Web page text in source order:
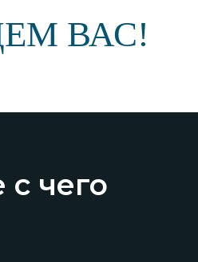
ВАС!
с чего